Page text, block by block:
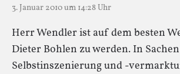
3. Januar 2010 um 14:28 Uhr
Herr Wendler ist auf dem besten
Dieter Bohlen zu werden. In
Selbstinszenierung und -